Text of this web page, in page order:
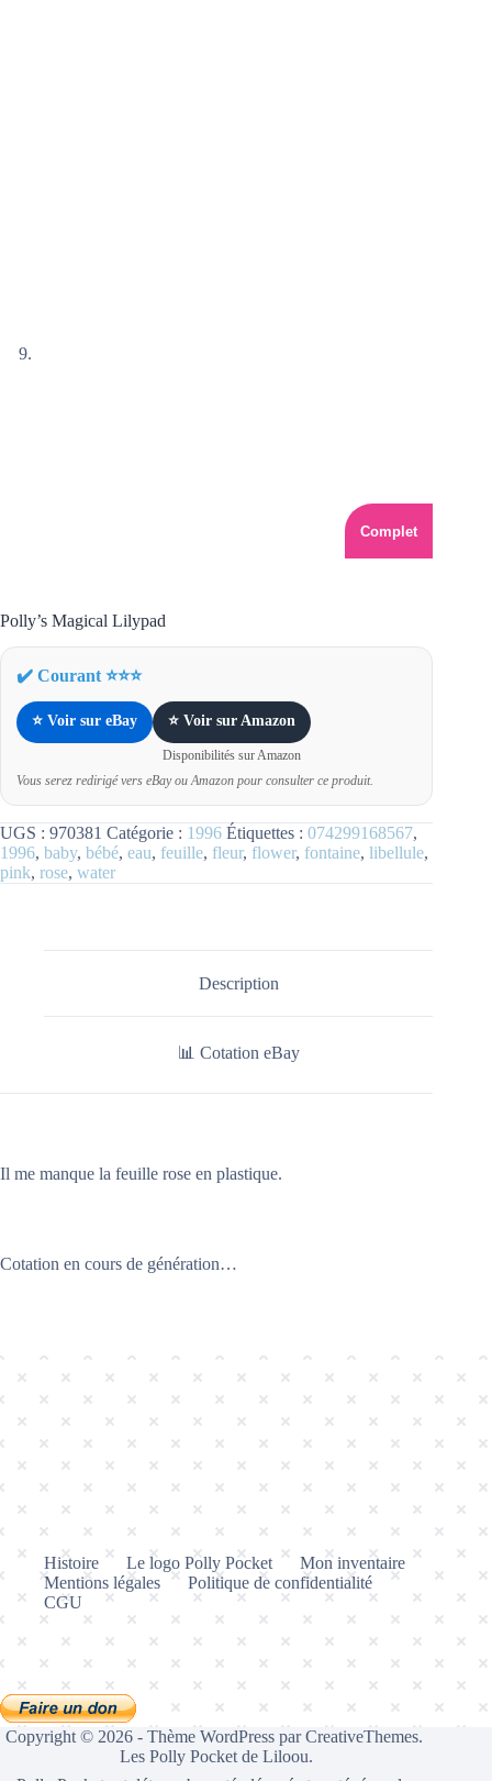
Complet
Polly’s Magical Lilypad
✔️ Courant ⭐⭐⭐
⭐ Voir sur eBay ⭐ Voir sur Amazon
Disponibilités sur Amazon
Vous serez redirigé vers eBay ou Amazon pour consulter ce produit.
UGS : 970381 Catégorie : 1996 Étiquettes : 074299168567,
1996, baby, bébé, eau, feuille, fleur, flower, fontaine, libellule,
pink, rose, water
Description
📊 Cotation eBay
Il me manque la feuille rose en plastique.
Cotation en cours de génération…
Histoire Le logo Polly Pocket
Mon inventaire
Mentions légales
Politique de confidentialité
CGU
Copyright © 2026 - Thème WordPress parCreativeThemes.
Les Polly Pocket de Liloou.